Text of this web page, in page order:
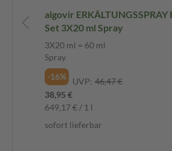
algovir
Set 3X20 ml Spray
3X20 ml = 60 ml
Spray
-16%
UVP: 46,47 €
38,95 €
649,17 € / 1 l
sofort lieferbar